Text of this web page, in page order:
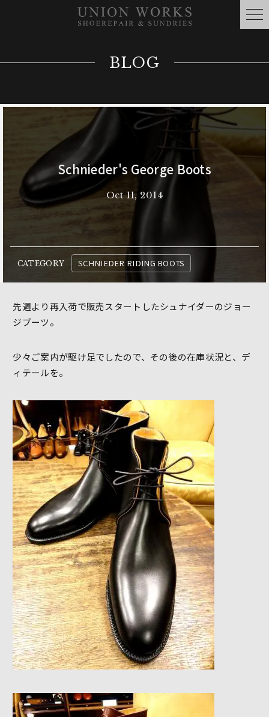
BLOG
Schnieder's George Boots
Oct 11, 2014
CATEGORY SCHNIEDER RIDING BOOTS
先週より再入荷で販売スタートしたシュナイダーのジョー
ジブーツ。
少々ご案内が駆け足でしたので、その後の在庫状況と、デ
ィテールを。